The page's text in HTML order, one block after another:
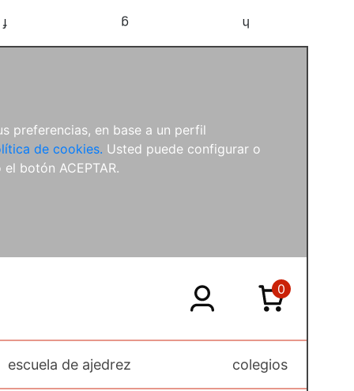
preferencias, en base a un perfil
de cookies. Usted puede configurar o
botón ACEPTAR.
f g h
escuela de ajedrez colegios
0